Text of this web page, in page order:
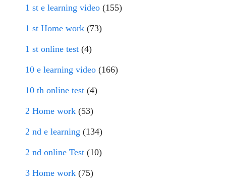
1 st e learning video (155)
1 st Home work (73)
1 st online test (4)
10 e learning video (166)
10 th online test (4)
2 Home work (53)
2 nd e learning (134)
2 nd online Test (10)
3 Home work (75)